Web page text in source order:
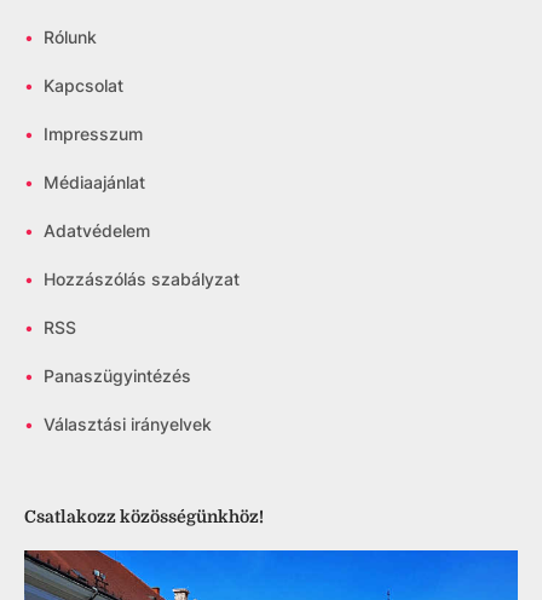
• Rólunk
• Kapcsolat
• Impresszum
• Médiaajánlat
• Adatvédelem
• Hozzászólás szabályzat
• RSS
• Panaszügyintézés
• Választási irányelvek
Csatlakozz közösségünkhöz!